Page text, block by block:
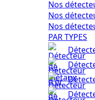
Nos
Nos
Nos
PAR TYPES